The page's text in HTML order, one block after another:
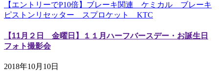
【エントリーでP10倍】ブレーキ関連 ケミカル ブレーキ
ピストンリセッター スプロケット KTC
【11月２日 金曜日】１１月ハーフバースデー・お誕生日
フォト撮影会
2018年10月10日